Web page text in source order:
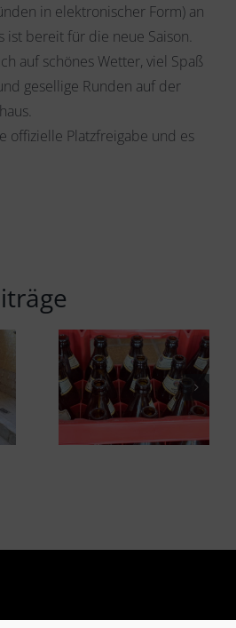
in elektronischer Form) an
ist bereit für die neue Saison.
auf schönes Wetter, viel Spaß
gesellige Runden auf der
offizielle Platzfreigabe und es